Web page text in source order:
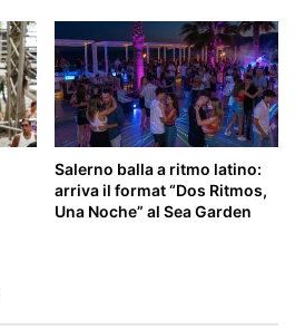
Salerno balla a ritmo latino:
arriva il format “Dos Ritmos,
Una Noche” al Sea Garden